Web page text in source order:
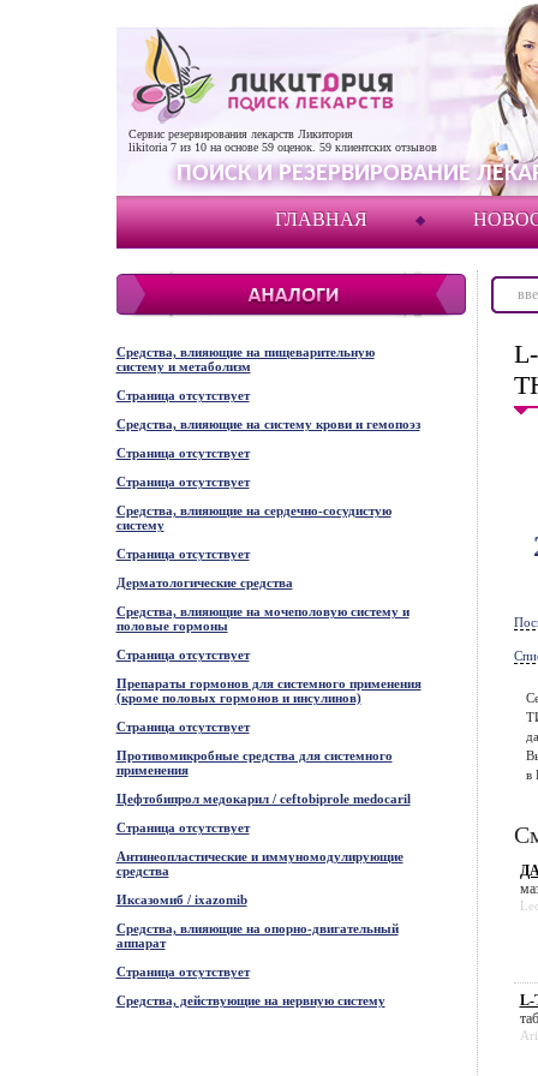
Сервис резервирования лекарств Ликитория
likitoria 7из 10 на основе 59оценок. 59клиентских отзывов
ПОИСК И РЕЗЕРВИРОВАНИЕ
ГЛАВНАЯ
Средства, влияющие на пищеварительную
систему и метаболизм
Страница отсутствует
Средства, влияющие на систему крови и гемопоэз
Страница отсутствует
Страница отсутствует
Средства, влияющие на сердечно-сосудистую
систему
Страница отсутствует
Дерматологические средства
Средства, влияющие на мочеполовую систему и
половые гормоны
Страница отсутствует
Препараты гормонов для системного применения
(кроме половых гормонов и инсулинов)
Страница отсутствует
Противомикробные средства для системного
применения
Цефтобипрол медокарил / ceftobiprole medocaril
Страница отсутствует
Антинеопластические и иммуномодулирующие
средства
Иксазомиб / ixazomib
Средства, влияющие на опорно-двигательный
аппарат
Страница отсутствует
Средства, действующие на нервную систему
в
L-